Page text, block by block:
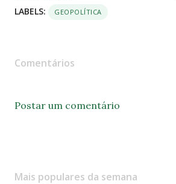
LABELS:
GEOPOLÍTICA
Comentários
Postar um comentário
Mais populares da semana